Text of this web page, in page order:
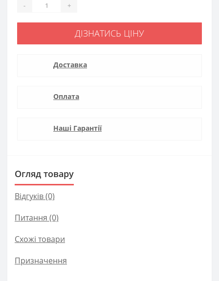
- +
ДІЗНАТИСЬ ЦІНУ
Доставка
Оплата
Наші Гарантії
Огляд товару
Відгуків (0)
Питання (0)
Схожі товари
Призначення